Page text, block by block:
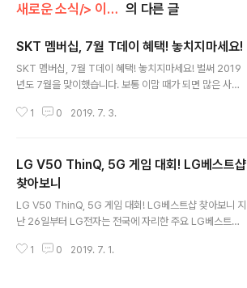
새로운 소식/> 이벤트(Event) 의 다른 글
SKT 멤버십, 7월 T데이 혜택! 놓치지마세요!
SKT 멤버십, 7월 T데이 혜택! 놓치지마세요! 벌써 2019
년도 7월을 맞이했습니다. 보통 이맘 때가 되면 많은 사람
이런 환경에서 조금이나마 금전적 부담을 줄일 수 있는 여
상에서 득이 되는 여러가지 혜택을 챙기실 수 있습니다. 지
난 번에도 이 같은 내용을 소개하고 보니, SKT 멤버십과
관련해서 거의 잘 모르는.. 해서 이 같은 혜택을 그냥 놓치
고 지나치는 분들이 참 많다는 걸 알 수 있었는데요. 매달
그렇긴 하지만, 특히 7월에는 더더욱 활용도 높은 것들이
많으니 한번씩 챙겨보시는 게 어떨까 싶습니다. 어떤 것들
1 0 2019. 7. 3.
LG V50 ThinQ, 5G 게임 대회! LG베스트샵
찾아보니
LG V50 ThinQ, 5G 게임 대회! LG베스트샵 찾아보니 지
난 26일부터 LG전자는 전국에 자리한 주요 LG베스트샵
시하고 있습니다. 이처럼 대회가 진행된다고 하면 어떤 종
1 0 2019. 7. 1.